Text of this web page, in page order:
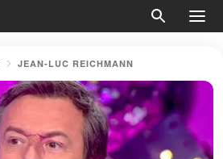
JEAN-LUC REICHMANN